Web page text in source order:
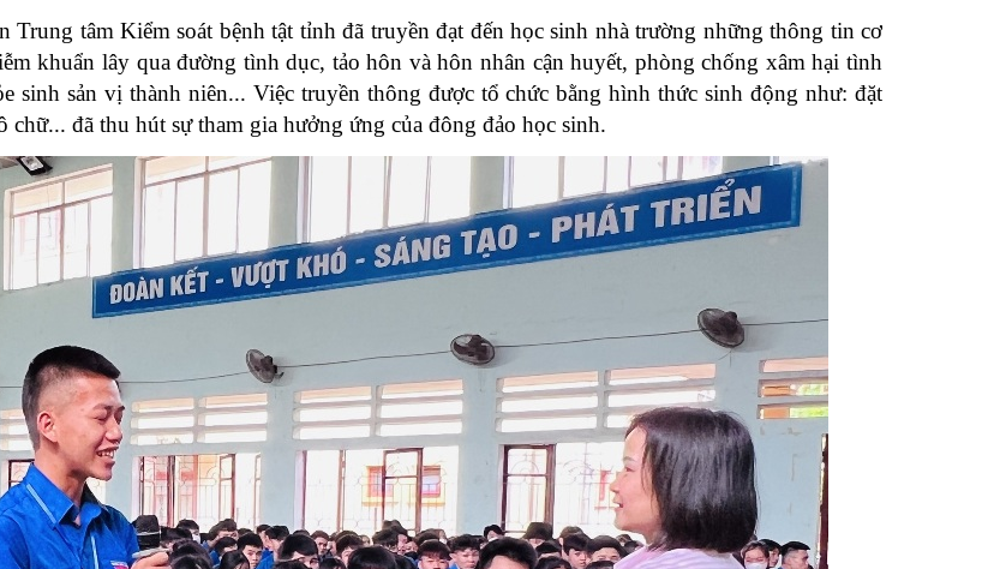
Trung tâm Kiểm soát bệnh tật tỉnh đã truyền đạt đến học sinh nhà trường những thông tin cơ
khuẩn lây qua đường tình dục, tảo hôn và hôn nhân cận huyết, phòng chống xâm hại tình
sinh sản vị thành niên... Việc truyền thông được tổ chức bằng hình thức sinh động như: đặt
đã thu hút sự tham gia hưởng ứng của đông đảo học sinh.